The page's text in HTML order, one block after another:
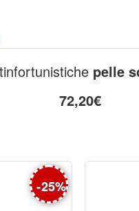
pelle
72,20€
-25%